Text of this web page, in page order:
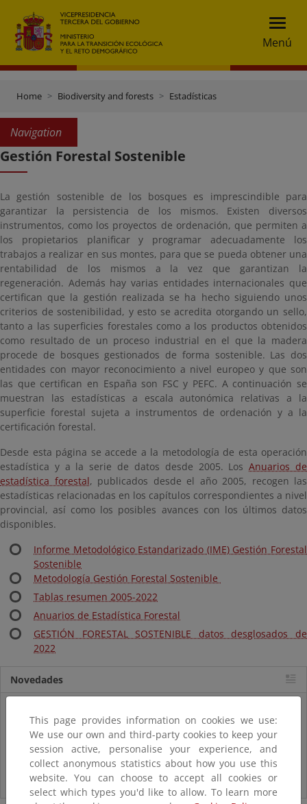
Menú
Home Biodiversity and forests Estadísticas
Navigation
Gestión Forestal Sostenible
La gestión sostenible de los bosques es imprescindible para
garantizar la persistencia de los mismos. Existen diversos
instrumentos, como los proyectos de ordenación, que permiten a
los propietarios planificar y programar adecuadamente los
trabajos a realizar en sus montes, para que se pueda obtener una
rentabilidad de los mismos a la vez que garantizan la
regeneración. Además hay varias entidades internacionales que
certifican que la gestión realizada se ha hecho siguiendo unos
criterios de sostenibilidad, y esto se acredita otorgando un sello,
tanto a las superficies forestales como a los productos obtenidos
como resultado de un proceso industrial en el que la madera
procede de bosques gestionados de forma sostenible. Las dos
entidades con mayor reconocimiento a nivel europeo y que son
las que certifican en España son FSC y PEFC. A continuación se
muestran las estadísticas a escala autonómica relativas a la
superficie forestal sujeta a instrumentos de ordenación y a la
certificación forestal.
Desde esta página se accede a la metodología de esta operación
estadística y a la serie de datos desde 2005. LosAnuarios de
estadística forestal, publicados desde el año 2005, recogen las
estadísticas relacionadas en los capítulos correspondientes a nivel
provincial, así como los posibles avances con los últimos datos
disponibles.
Informe Metodológico Estandarizado (IME) Gestión Forestal
Sostenible
Metodología Gestión Forestal Sostenible
Tablas resumen 2005-2022
Anuarios de Estadística Forestal
GESTIÓN FORESTAL SOSTENIBLE datos desglosados de
2022
Novedades
El MITECO revisa y actualiza la Lista Patrón de las especies
silvestres presentes en España
Preguntas frecuentes...
Acceso a los recursos genéticos y reparto de beneficios
This page provides information on cookies we use:
We use our own and third-party cookies to keep your
session active, personalise your experience, and
collect anonymous statistics about how you use this
website. You can choose to accept all cookies or
select which types you'd like to allow. To learn more